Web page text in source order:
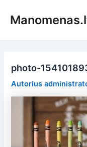
prie
photo-
Autorius